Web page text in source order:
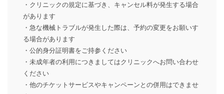
・クリニックの規定に基づき、キャンセル料が発生する場合
があります
・急な機械トラブルが発生した際は、予約の変更をお願いす
る場合があります
・公的身分証明書をご持参ください
・未成年者の利用につきましてはクリニックへお問い合わせ
ください
・他のチケットサービスやキャンペーンとの併用はできませ